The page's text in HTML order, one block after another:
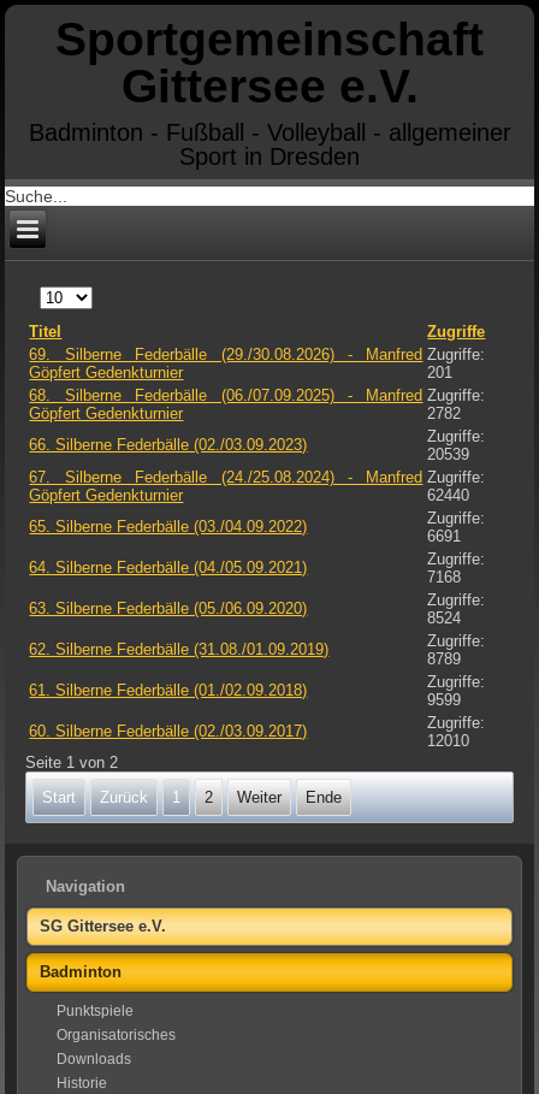
Sportgemeinschaft
Gittersee e.V.
Badminton - Fußball - Volleyball - allgemeiner
Sport in Dresden
Anzeige
#
Titel
Zugriffe
69. Silberne Federbälle (29./30.08.2026) - Manfred
Göpfert Gedenkturnier
Zugriffe:
201
68. Silberne Federbälle (06./07.09.2025) - Manfred
Göpfert Gedenkturnier
Zugriffe:
2782
66. Silberne Federbälle (02./03.09.2023)
Zugriffe:
20539
67. Silberne Federbälle (24./25.08.2024) - Manfred
Göpfert Gedenkturnier
Zugriffe:
62440
65. Silberne Federbälle (03./04.09.2022)
Zugriffe:
6691
64. Silberne Federbälle (04./05.09.2021)
Zugriffe:
7168
63. Silberne Federbälle (05./06.09.2020)
Zugriffe:
8524
62. Silberne Federbälle (31.08./01.09.2019)
Zugriffe:
8789
61. Silberne Federbälle (01./02.09.2018)
Zugriffe:
9599
60. Silberne Federbälle (02./03.09.2017)
Zugriffe:
12010
Seite 1 von 2
Start
Zurück 1 2 Weiter Ende
Navigation
SG Gittersee e.V.
Badminton
Punktspiele
Organisatorisches
Downloads
Historie